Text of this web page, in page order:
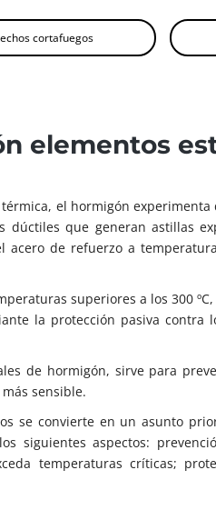
cortafuegos
elementos
el hormigón
que generan astillas
de refuerzo a
superiores a los 300
la protección pasiva contra
de hormigón, sirve para
sensible.
se convierte en un asunto
siguientes aspectos:
temperaturas críticas;